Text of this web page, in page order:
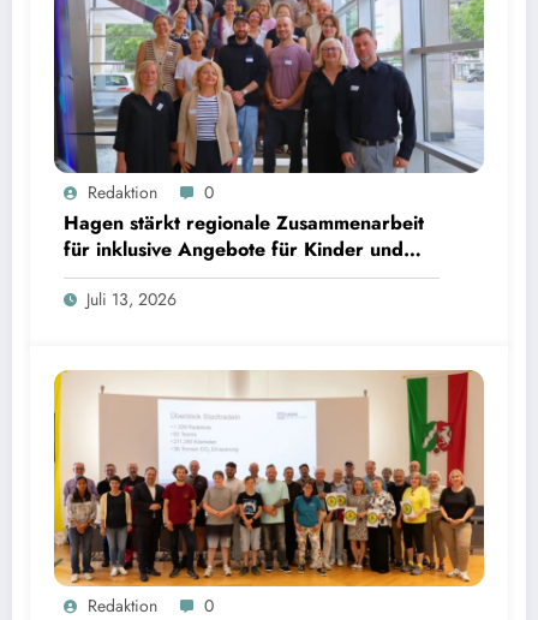
Redaktion 0
Hagen stärkt regionale Zusammenarbeit
für inklusive Angebote für Kinder und
Jugendliche
Juli 13, 2026
Redaktion 0